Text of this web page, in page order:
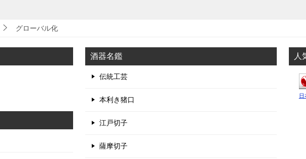
グローバル化
酒器名鑑
伝統工芸
本利き猪口
江戸切子
薩摩切子
人
日